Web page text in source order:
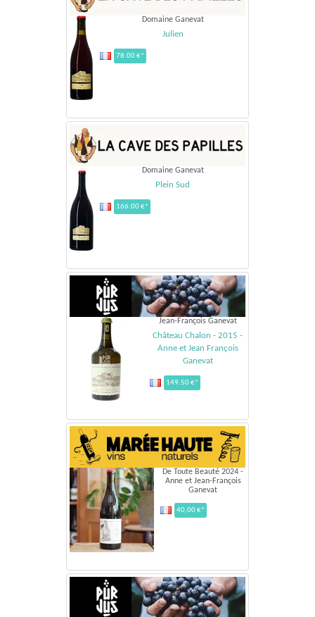
Domaine Ganevat
Julien
78.00 €*
Domaine Ganevat
Plein Sud
166.00 €*
Jean-François Ganevat
Château Chalon - 2015 -
Anne et Jean François
Ganevat
149.50 €*
De Toute Beauté 2024 -
Anne et Jean-François
Ganevat
40,00 €*